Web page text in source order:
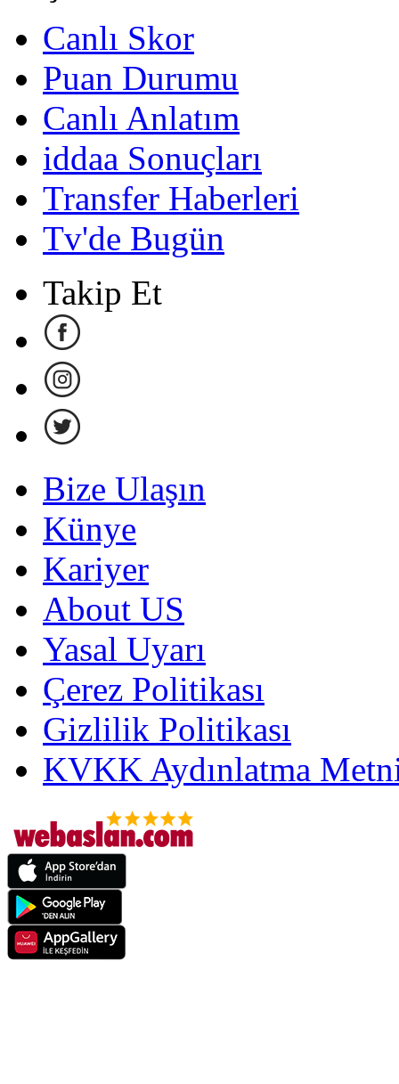
Canlı Skor
Puan Durumu
Canlı Anlatım
iddaa Sonuçları
Transfer Haberleri
Tv'de Bugün
Takip Et
Bize Ulaşın
Künye
Kariyer
About US
Yasal Uyarı
Çerez Politikası
Gizlilik Politikası
KVKK Aydınlatma